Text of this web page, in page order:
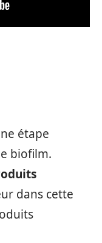
étape
biofilm.
dans cette